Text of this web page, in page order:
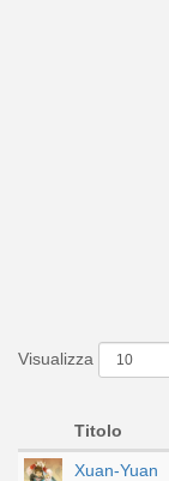
Visualizza
Titolo
Xuan-Yuan